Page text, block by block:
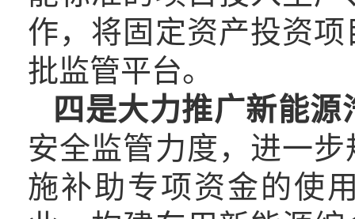
作，将固定资产投资
批监管平台。
四是大力推广新能源
安全监管力度，进一
施补助专项资金的使